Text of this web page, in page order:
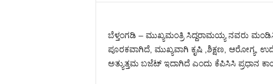
ಬೆಳ್ತಂಗಡಿ – ಮುಖ್ಯಮಂತ್ರಿ ಸಿದ್ದರಾಮಯ್ಯ ನವರು
ಪೂರಕವಾಗಿದೆ, ಮುಖ್ಯವಾಗಿ ಕೃಷಿ ,ಶಿಕ್ಷಣ, ಆರೋಗ್ಯ,
ಅತ್ಯುತ್ತಮ ಬಜೆಟ್ ಇದಾಗಿದೆ ಎಂದು ಕೆಪಿಸಿಸಿ ಪ್ರಧಾನ